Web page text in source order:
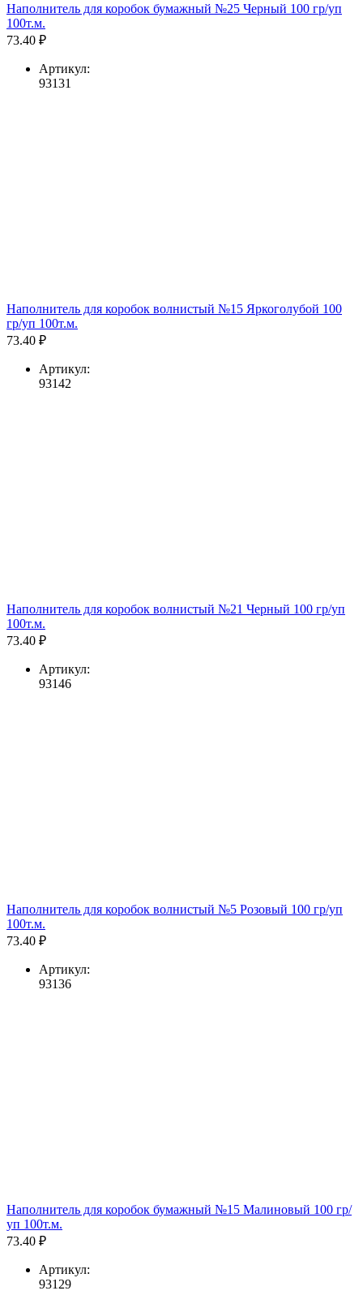
Наполнитель для коробок бумажный №25 Черный 100 гр/уп
100т.м.
73.40 ₽
Артикул:
93131
Наполнитель для коробок волнистый №15 Яркоголубой 100
гр/уп 100т.м.
73.40 ₽
Артикул:
93142
Наполнитель для коробок волнистый №21 Черный 100 гр/уп
100т.м.
73.40 ₽
Артикул:
93146
Наполнитель для коробок волнистый №5 Розовый 100 гр/уп
100т.м.
73.40 ₽
Артикул:
93136
Наполнитель для коробок бумажный №15 Малиновый 100 гр/
уп 100т.м.
73.40 ₽
Артикул:
93129